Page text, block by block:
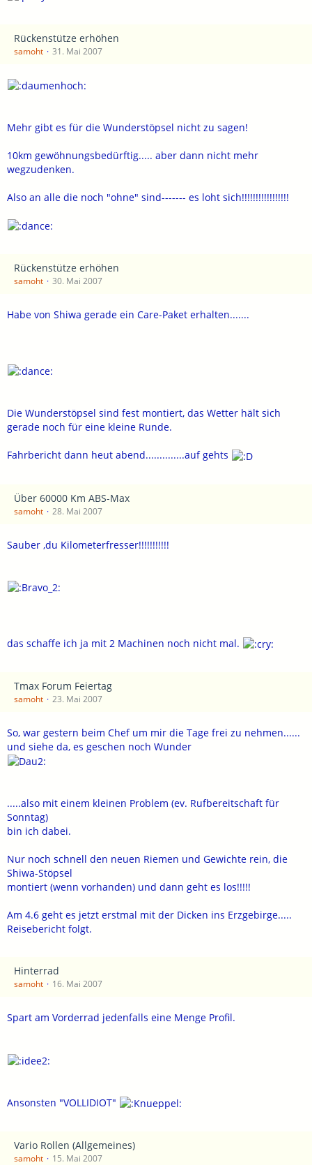
Rückenstütze erhöhen
samoht 31. Mai 2007
Mehr gibt es für die Wunderstöpsel nicht zu sagen!
10km gewöhnungsbedürftig..... aber dann nicht mehr
wegzudenken.
Also an alle die noch "ohne" sind------- es loht sich!!!!!!!!!!!!!!!!!
Rückenstütze erhöhen
samoht 30. Mai 2007
Habe von Shiwa gerade ein Care-Paket erhalten.......
Die Wunderstöpsel sind fest montiert, das Wetter hält sich
gerade noch für eine kleine Runde.
Fahrbericht dann heut abend..............auf gehts
Über 60000 Km ABS-Max
samoht 28. Mai 2007
Sauber ,du Kilometerfresser!!!!!!!!!!!
das schaffe ich ja mit 2 Machinen noch nicht mal.
Tmax Forum Feiertag
samoht 23. Mai 2007
So, war gestern beim Chef um mir die Tage frei zu nehmen......
und siehe da, es geschen noch Wunder
.....also mit einem kleinen Problem (ev. Rufbereitschaft für
Sonntag)
bin ich dabei.
Nur noch schnell den neuen Riemen und Gewichte rein, die
Shiwa-Stöpsel
montiert (wenn vorhanden) und dann geht es los!!!!!
Am 4.6 geht es jetzt erstmal mit der Dicken ins Erzgebirge.....
Reisebericht folgt.
Hinterrad
samoht 16. Mai 2007
Spart am Vorderrad jedenfalls eine Menge Profil.
Ansonsten "VOLLIDIOT"
Vario Rollen (Allgemeines)
samoht 15. Mai 2007